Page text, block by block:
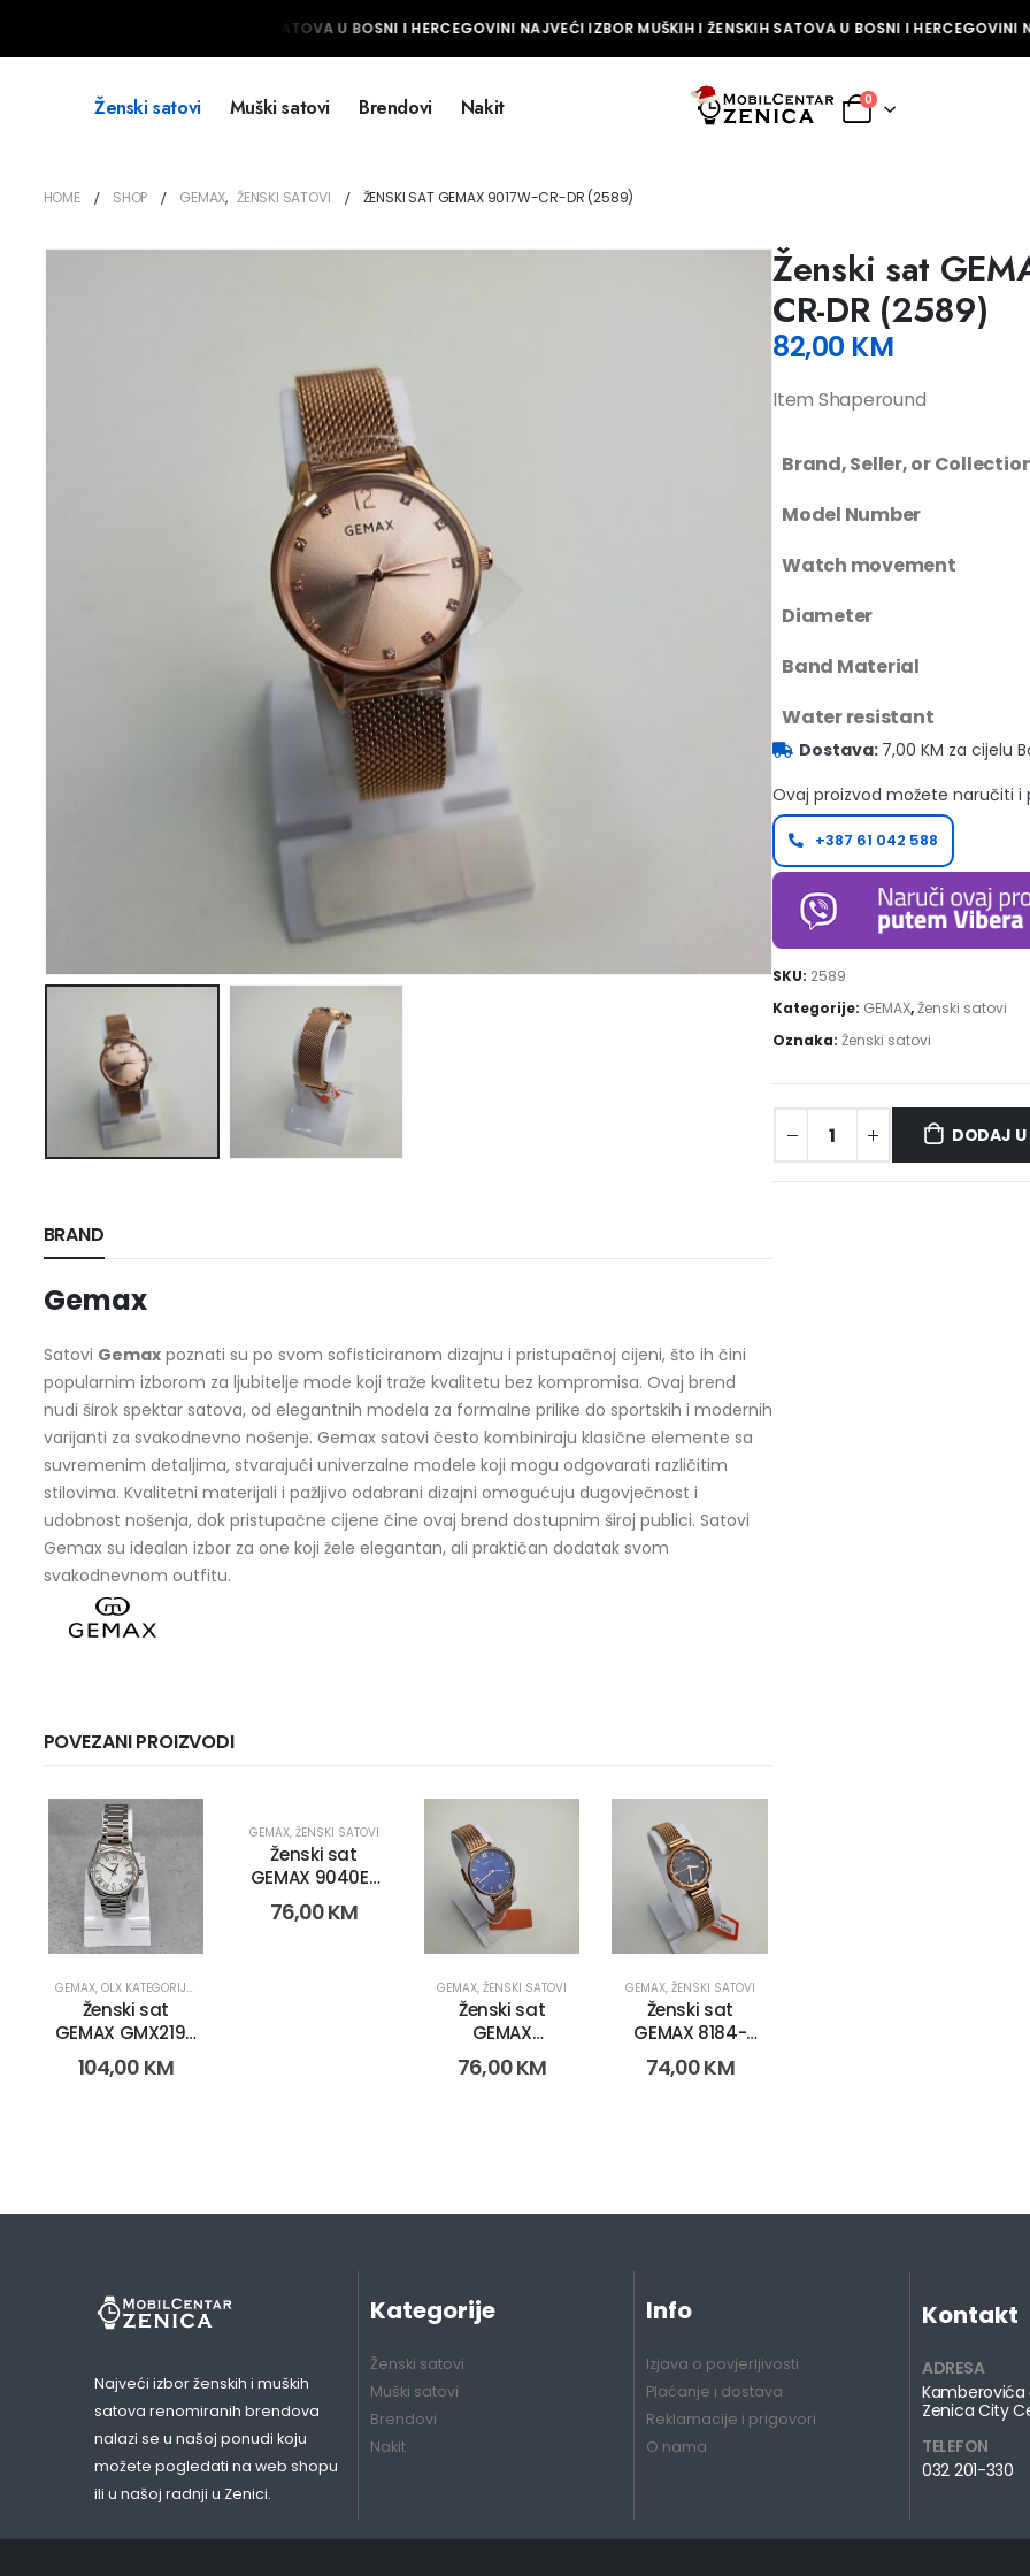
NAJVEĆI IZBOR MUŠKIH I ŽENSKIH SATOVA U BOSNI I HERCEGOVINI NAJVEĆI IZBOR MUŠKIH I ŽENSKIH SATOVA U BOSNI I
Ženski satovi Muški satovi Brendovi Nakit 0
HOME SHOP GEMAX, ŽENSKI SATOVI ŽENSKI SAT GEMAX 9017W-CR-DR (2589)
BRAND
Gemax
Satovi Gemaxpoznati su po svom sofisticiranom dizajnu i pristupačnoj cijeni, što ih čini
popularnim izborom za ljubitelje mode koji traže kvalitetu bez kompromisa. Ovaj brend
nudi širok spektar satova, od elegantnih modela za formalne prilike do sportskih i modernih
varijanti za svakodnevno nošenje. Gemax satovi često kombiniraju klasične elemente sa
suvremenim detaljima, stvarajući univerzalne modele koji mogu odgovarati različitim
stilovima. Kvalitetni materijali i pažljivo odabrani dizajni omogućuju dugovječnost i
udobnost nošenja, dok pristupačne cijene čine ovaj brend dostupnim široj publici. Satovi
Gemax su idealan izbor za one koji žele elegantan, ali praktičan dodatak svom
svakodnevnom outfitu.
POVEZANI PROIZVODI
GEMAX, OLX KATEGORIJE ,
Ženski sat
GEMAX GMX2195
(15038)
104,00 KM
GEMAX, ŽENSKI SATOVI
Ženski sat
GEMAX 9040E-
CR-DB (2264)
76,00KM
GEMAX,ŽENSKI SATOVI
Ženski sat
GEMAX
9040QW-CR-DB
(2273)
76,00KM
GEMAX, ŽENSKI SATOVI
Ženski sat
GEMAX 8184-
CR-DB (2305)
74,00KM
Ženski sat
CR-DR (2589)
82,00 KM
Item Shaperound
Brand, Seller, or
Model Number
Watch movement
Diameter
Band Material
Water resistant
Dostava: 7,00 KM za cijelu
Ovaj proizvod možete naručiti i
+387 61 042 588
SKU: 2589
Kategorije: GEMAX,Ženski satovi
Oznaka: Ženski satovi
DODAJ U
Najveći izbor ženskih i muških
satova renomiranih brendova
nalazi se u našoj ponudi koju
možete pogledati na web shopu
ili u našoj radnji u Zenici.
Kategorije
Ženski satovi
Muški satovi
Brendovi
Nakit
Info
Izjava o povjerljivosti
Plaćanje i dostava
Reklamacije i prigovori
O nama
Kontakt
ADRESA
Kamberovića
Zenica City
TELEFON
032 201-330